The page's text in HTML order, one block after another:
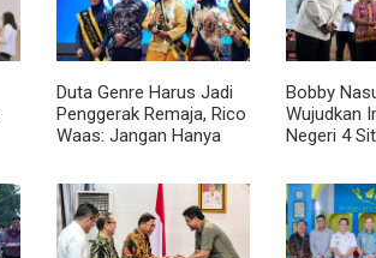
Duta Genre Harus Jadi
Penggerak Remaja, Rico
Waas: Jangan Hanya
Bobby
Wujudkan
Negeri 4